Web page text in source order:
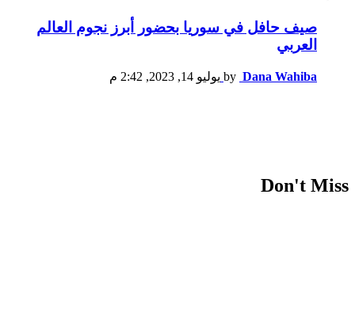
صيف حافل في سوريا بحضور أبرز نجوم العالم
العربي
by Dana Wahiba يوليو 14, 2023, 2:42 م
Don't Miss